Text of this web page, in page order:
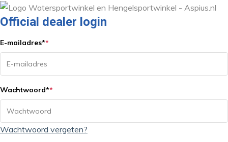
Official dealer login
E-mailadres**
Wachtwoord**
Wachtwoord vergeten?